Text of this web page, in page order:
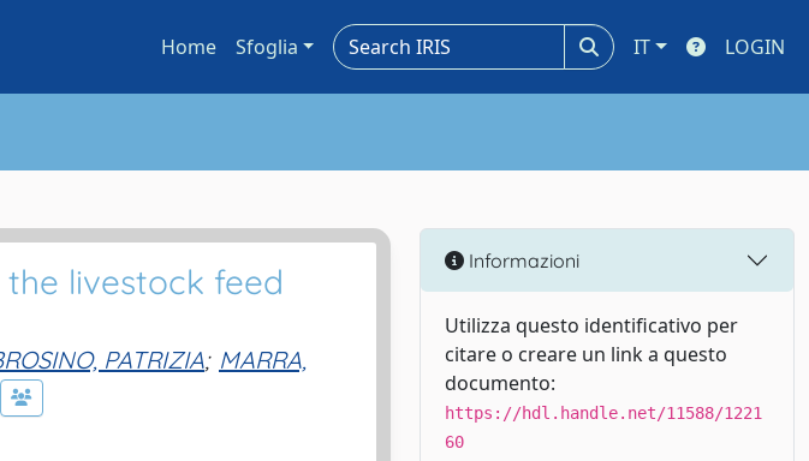
Home Sfoglia IT LOGIN
livestock feed
PATRIZIA; MARRA,
Informazioni
Utilizza questo identificativo per
citare o creare un link a questo
documento:
https://hdl.handle.net/11588/1221
60